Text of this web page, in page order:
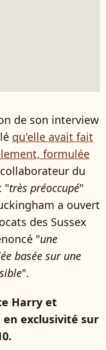
de son interview
qu'elle avait fait
formulée
du
"très préoccupé"
a ouvert
des Sussex
"une
basée sur une
".
Harry et
exclusivité sur